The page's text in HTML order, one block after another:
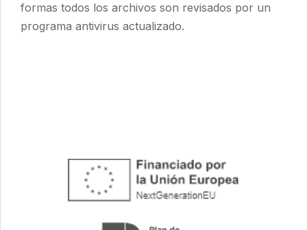
formas todos los archivos son revisados por un
programa antivirus actualizado.